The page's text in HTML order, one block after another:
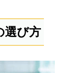
選び方